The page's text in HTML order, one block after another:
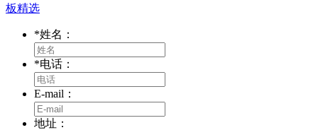
板精选
*姓名：
*电话：
E-mail：
地址：